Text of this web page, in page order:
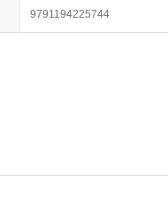
9791194225744